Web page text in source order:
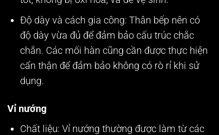
Độ dày và cách gia công: Thân bếp nên có
độ dày vừa đủ để đảm bảo cấu trúc chắc
chắn. Các mối hàn cũng cần được thực hiện
cẩn thận để đảm bảo không có rò rỉ khi sử
dụng.
Vỉ nướng
Chất liệu: Vỉ nướng thường được làm từ các